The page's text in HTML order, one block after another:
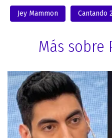
Jey Mammon Cantando
Más sobre